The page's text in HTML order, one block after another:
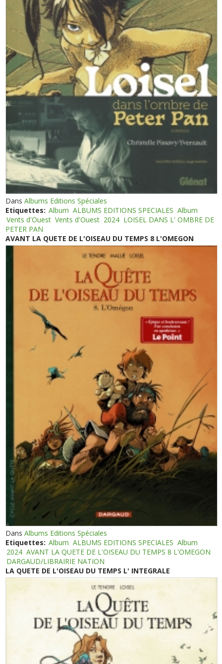
DansAlbums Editions Spéciales
Etiquettes: Album ALBUMS EDITIONS SPECIALES Album
Vents d'Ouest Vents d'Ouest 2024 LOISEL DANS L' OMBRE DE
PETER PAN
AVANT LA QUETE DE L'OISEAU DU TEMPS 8 L'OMEGON
DansAlbums Editions Spéciales
Etiquettes: Album ALBUMS EDITIONS SPECIALES Album
2024 AVANT LA QUETE DE L'OISEAU DU TEMPS 8 L'OMEGON
DARGAUD/LIBRAIRIE NATION
LA QUETE DE L'OISEAU DU TEMPS L' INTEGRALE